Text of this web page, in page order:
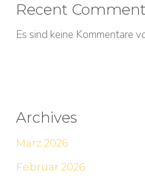
Recent
Es sind keine Kommentare
Archives
März 2026
Februar 2026